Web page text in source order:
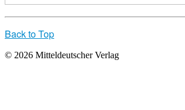
Back to Top
© 2026 Mitteldeutscher Verlag